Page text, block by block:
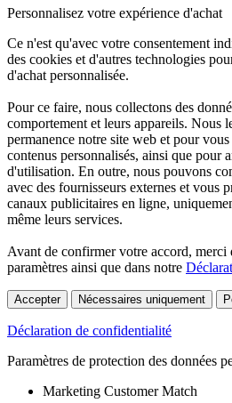
Personnalisez votre expérience d'achat
Ce n'est qu'avec votre consentement
des cookies et d'autres technologies
d'achat personnalisée.
Pour ce faire, nous collectons des
comportement et leurs appareils. Nous
permanence notre site web et pour
contenus personnalisés, ainsi que pour
d'utilisation. En outre, nous pouvons
avec des fournisseurs externes et vous
canaux publicitaires en ligne,
même leurs services.
Avant de confirmer votre accord, merci
paramètres ainsi que dans notre
Accepter Nécessaires uniquement
Déclaration de confidentialité
Paramètres de protection des données
Marketing Customer Match